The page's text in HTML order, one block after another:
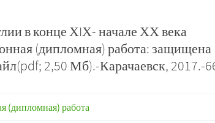
в конце ХIХ- начале ХХ века
(дипломная) работа: защищена
2,50 Мб).-Карачаевск, 2017.-
(дипломная) работа